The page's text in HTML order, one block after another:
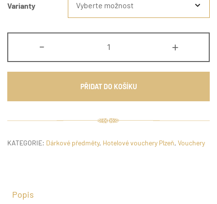
12500 Kč
Varianty
-
poukaz
-
WELLNESS
&
SRDCI
+
PŘIDAT DO KOŠÍKU
KATEGORIE: Dárkové předměty, Hotelové vouchery Plzeň, Vouchery
Popis